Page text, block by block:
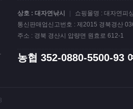
상호 : 대자연낚시 쇼핑몰명 : 대자연피싱
통신판매업신고번호 : 제2015 경북경산
주소 : 경북 경산시 압량면 원효로 612-1
농협 352-0880-5500-93